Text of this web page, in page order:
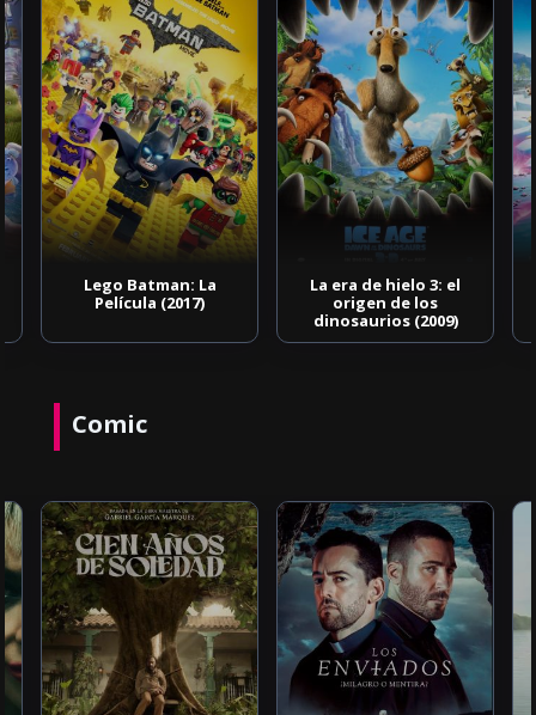
Lego Batman: La
Película (2017)
La era de hielo 3: el
origen de los
dinosaurios (2009)
Comic